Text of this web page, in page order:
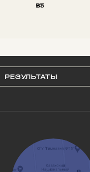
8
21
33
РЕЗУЛЬТАТЫ